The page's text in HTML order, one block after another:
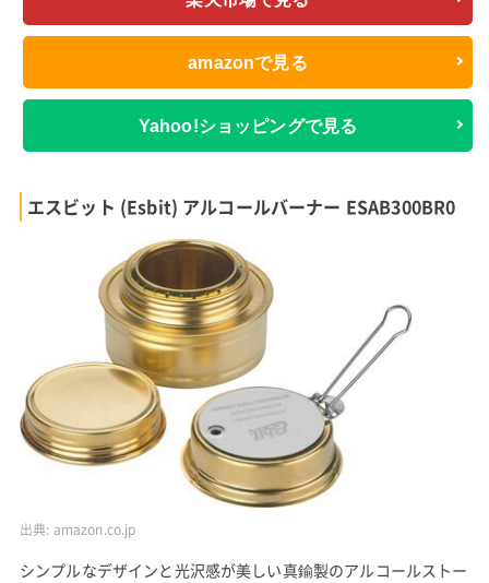
amazonで見る
Yahoo!ショッピングで見る
エスビット (Esbit) アルコールバーナー ESAB300BR0
出典: amazon.co.jp
シンプルなデザインと光沢感が美しい真鍮製のアルコールストー